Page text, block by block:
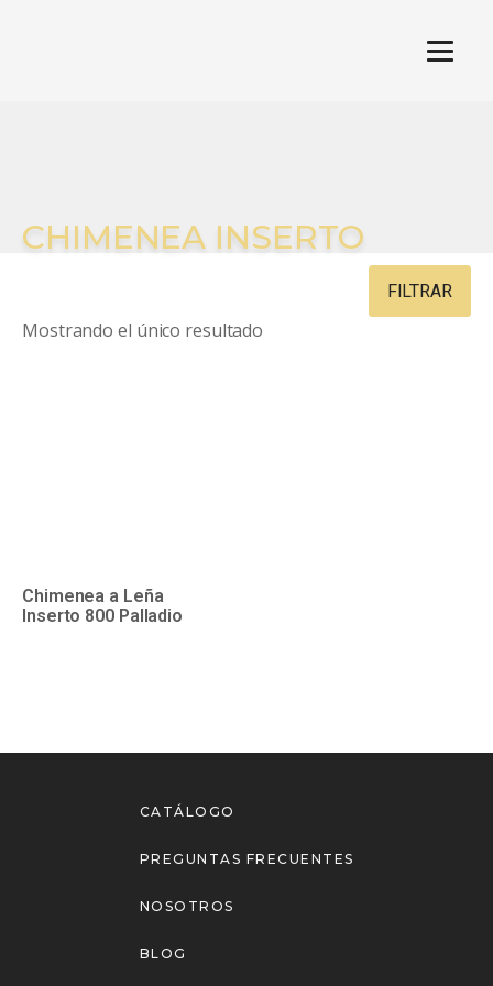
CHIMENEA INSERTO
FILTRAR
Mostrando el único resultado
Chimenea a Leña
Inserto 800 Palladio
CATÁLOGO
PREGUNTAS FRECUENTES
NOSOTROS
BLOG